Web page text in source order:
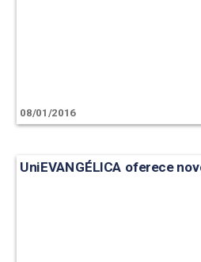
08/01/2016
UniEVANGÉLICA oferece